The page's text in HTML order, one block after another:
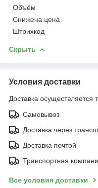
Объём
Снижена цена
Штрихкод
Скрыть
Условия доставки
Доставка осуществляется
Самовывоз
Доставка через
Доставка почтой
Транспортная
Все условия доставки